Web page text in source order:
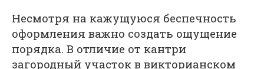
Несмотря на кажущуюся беспечность
оформления важно создать ощущение
порядка. В отличие от кантри
загородный участок в викторианском